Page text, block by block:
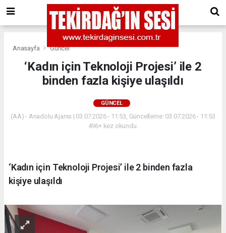
Anasayfa Güncel
‘Kadın için Teknoloji Projesi’ ile 2
binden fazla kişiye ulaşıldı
GÜNCEL
(AA) - Anadolu Ajansı | 03.07.2026 - 11:53, Güncelleme: 03.07.2026 - 11:53
496+ kez okundu.
‘Kadın için Teknoloji Projesi’ ile 2 binden fazla
kişiye ulaşıldı